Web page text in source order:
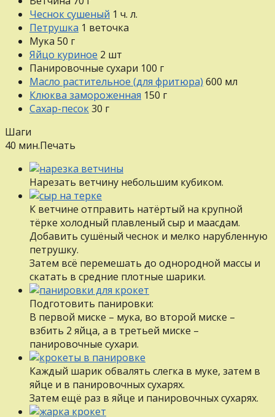
Чеснок сушеный 1 ч. л.
Петрушка 1 веточка
Мука 50 г
Яйцо куриное 2 шт
Панировочные сухари 100 г
Масло растительное (для фритюра) 600 мл
Клюква замороженная 150 г
Сахар-песок30 г
Шаги
40 мин.Печать
Нарезать ветчину небольшим кубиком.
К ветчине отправить натёртый на крупной
тёрке холодный плавленый сыр и маасдам.
Добавить сушёный чеснок и мелко нарубленную
петрушку.
Затем всё перемешать до однородной массы и
скатать в средние плотные шарики.
Подготовить панировки:
В первой миске – мука, во второй миске –
взбить 2 яйца, а в третьей миске –
панировочные сухари.
Каждый шарик обвалять слегка в муке, затем в
яйце и в панировочных сухарях.
Затем ещё раз в яйце и панировочных сухарях.